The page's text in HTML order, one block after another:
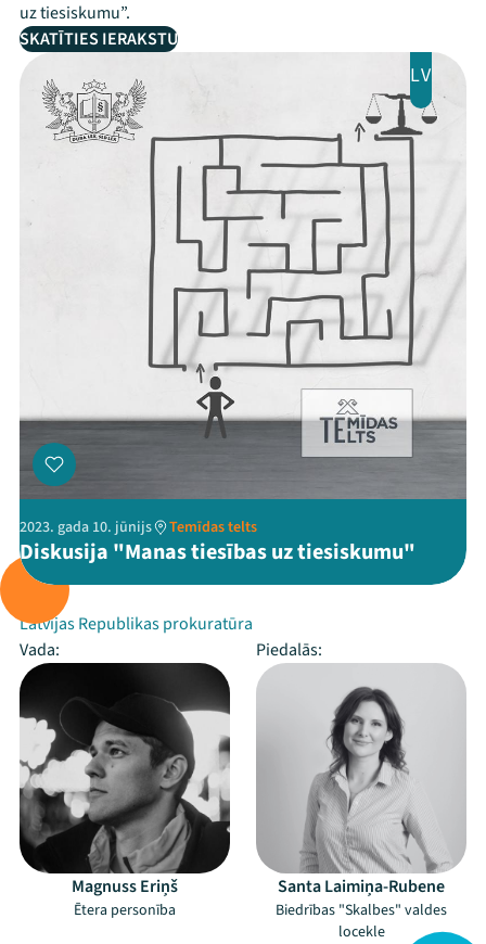
uz tiesiskumu”.
SKATĪTIES IERAKSTU
LV
2023. gada 10. jūnijs Temīdas telts
Diskusija "Manas tiesības uz tiesiskumu"
Latvijas Republikas prokuratūra
Vada:
Piedalās:
Magnuss Eriņš
Ētera personība
Santa Laimiņa-Rubene
Biedrības "Skalbes" valdes
locekle